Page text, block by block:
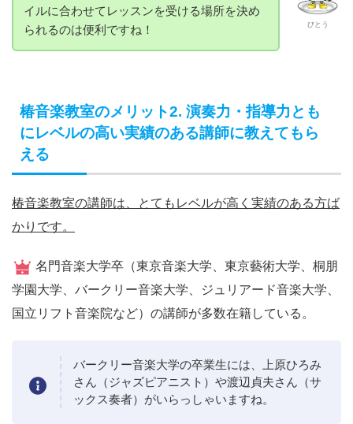
びとう
イルに合わせてレッスンを受ける場所を決め
られるのは便利ですね！
椿音楽教室のメリット2. 演奏力・指導力とも
にレベルの高い実績のある講師に教えてもら
える
椿音楽教室の講師は、とてもレベルが高く実績のある方ば
かりです。
名門音楽大学卒（東京音楽大学、東京藝術大学、桐朋
学園大学、バークリー音楽大学、ジュリアード音楽大学、
国立リフト音楽院など）の講師が多数在籍している。
バークリー音楽大学の卒業生には、上原ひろみ
さん（ジャズピアニスト）や渡辺貞夫さん（サ
ックス奏者）がいらっしゃいますね。